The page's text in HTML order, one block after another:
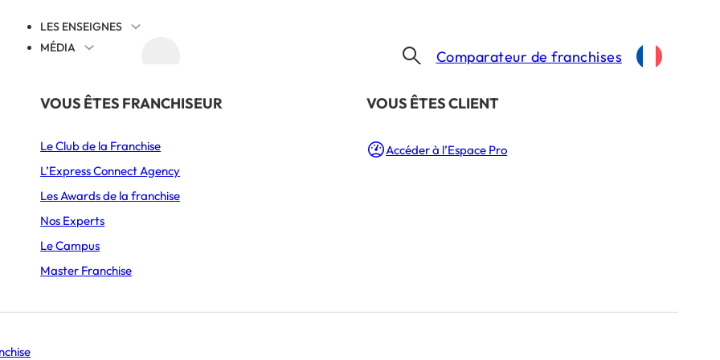
LES ENSEIGNES
PAR SECTEUR
Alimentation
Ameublement & Décoration
Automobile, Moto & Cycle
Beauté & Bien-être
MÉDIA
THÉMATIQUES
Juridique
Cession reprise
International
Comprendre la franchise
S’implanter
Animation et communication
VOUS ÊTES FRANCHISEUR
Le Club de la Franchise
L’Express Connect Agency
Les Awards de la franchise
Nos Experts
Le Campus
Master Franchise
​VOUS ÊTES CLIENT
Accéder à l’Espace Pro
Comparateur de franchises